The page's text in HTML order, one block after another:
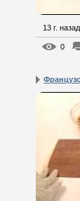
13 г. назад
0